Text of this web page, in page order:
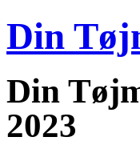
Din
Din
2023